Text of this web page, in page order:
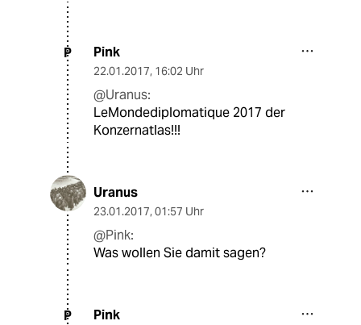
P Pink
22.01.2017, 16:02 Uhr
@Uranus:
LeMondediplomatique 2017 der
Konzernatlas!!!
Uranus
23.01.2017, 01:57 Uhr
@Pink:
Was wollen Sie damit sagen?
P Pink